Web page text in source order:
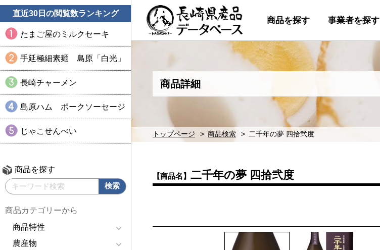
直近30日の閲覧数ランキング
たまご屋のミルクセーキ
手延極細素麺 島原「白光」
長崎チャーメン
島原ハム ポークソーセージ
じゃこせんべい
商品を探す
商品カテゴリーから
商品特性
農産物
商品を探す 事業者を探す
商品詳細
トップページ 商品検索 二千年の夢 四拾弐度
【商品名】 二千年の夢 四拾弐度